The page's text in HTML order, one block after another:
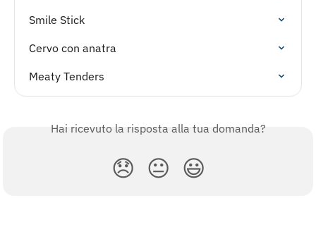
Smile Stick
Cervo con anatra
Meaty Tenders
Hai ricevuto la risposta alla tua domanda?
😞 😐 😃